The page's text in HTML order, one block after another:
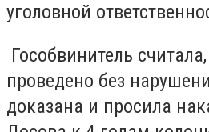
уголовной
Гособвинитель
проведено без
доказана и просила